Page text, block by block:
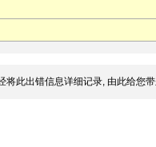
将此出错信息详细记录, 由此给您